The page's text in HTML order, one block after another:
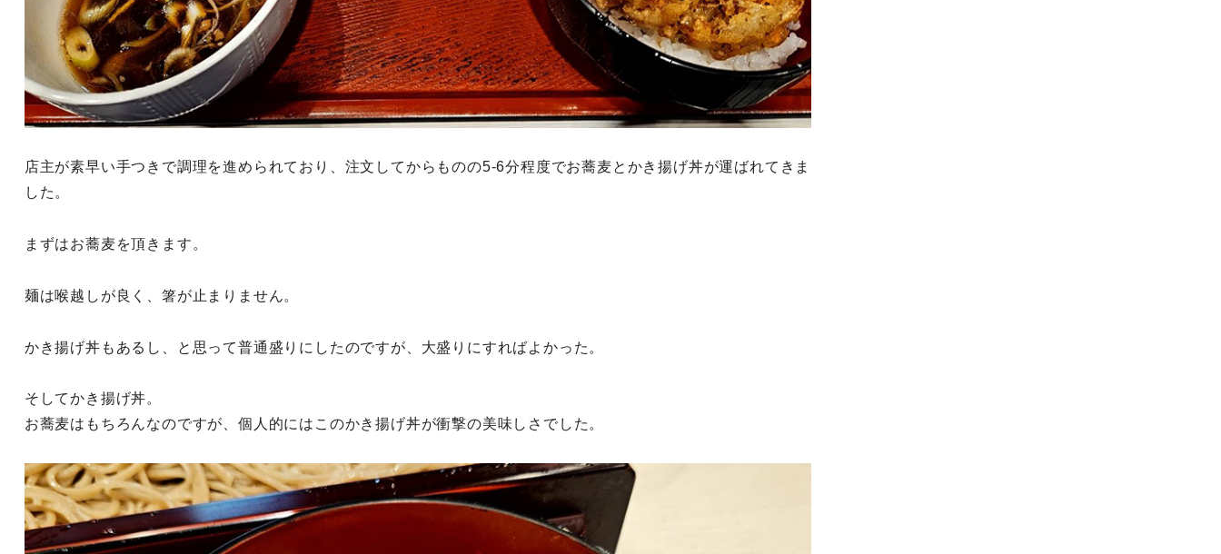
店主が素早い手つきで調理を進められており、注文してからものの5-6分程度でお蕎麦とかき揚げ丼が運ばれてきま
した。
まずはお蕎麦を頂きます。
麺は喉越しが良く、箸が止まりません。
かき揚げ丼もあるし、と思って普通盛りにしたのですが、大盛りにすればよかった。
そしてかき揚げ丼。
お蕎麦はもちろんなのですが、個人的にはこのかき揚げ丼が衝撃の美味しさでした。